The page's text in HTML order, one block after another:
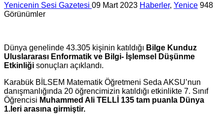
Yenicenin Sesi Gazetesi 09 Mart 2023 Haberler, Yenice 948
Görünümler
Dünya genelinde 43.305 kişinin katıldığı Bilge Kunduz
Uluslararası Enformatik ve Bilgi- İşlemsel Düşünme
Etkinliği sonuçları açıklandı.
Karabük BİLSEM Matematik Öğretmeni Seda AKSU’nun
danışmanlığında 20 öğrencimizin katıldığı etkinlikte 7. Sınıf
Öğrencisi Muhammed Ali TELLİ 135 tam puanla Dünya
1.leri arasına girmiştir.